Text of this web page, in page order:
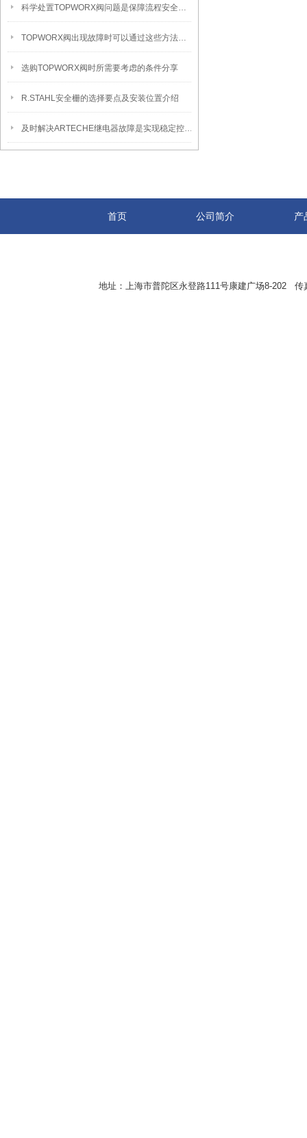
科学处置TOPWORX阀问题是保障流程安全的关键
TOPWORX阀出现故障时可以通过这些方法解决
选购TOPWORX阀时所需要考虑的条件分享
R.STAHL安全栅的选择要点及安装位置介绍
及时解决ARTECHE继电器故障是实现稳定控制的关键保障
首页 公司简介 产
地址：上海市普陀区永登路111号康建广场8-202